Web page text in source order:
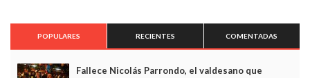
POPULARES RECIENTES COMENTADAS
Fallece Nicolás Parrondo, el valdesano que